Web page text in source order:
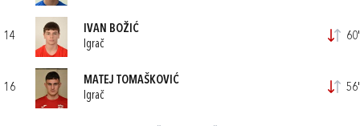
14
IVAN BOŽIĆ
Igrač
60'
16
MATEJ TOMAŠKOVIĆ
Igrač
56'